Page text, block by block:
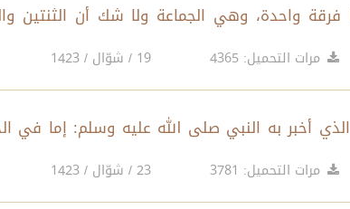
فرقة واحدة، وهي الجماعة ولا شك أن الثنتين
من قبلهم
مرات التحميل: 4365 19 / شوّال / 1423
الذي أخبر به النبي صلى الله عليه وسلم: إما في
الدماء، وقد يكون الإختلاف في الدنيا فقط
مرات التحميل: 3781 23 / شوّال / 1423